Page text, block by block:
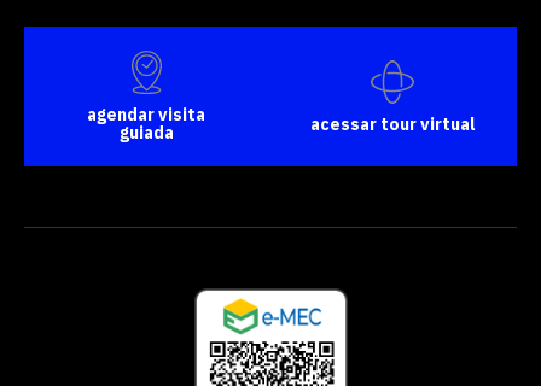
agendar visita
guiada
acessar tour virtual